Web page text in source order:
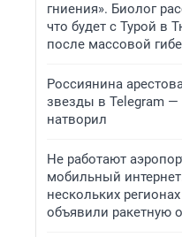
гниения». Биолог
что будет с Турой в
после массовой
Россиянина
звезды в Telegram —
натворил
Не работают
мобильный
нескольких регионах
объявили ракетную